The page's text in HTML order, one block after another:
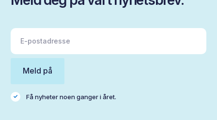
Få nyheter noen ganger i året.